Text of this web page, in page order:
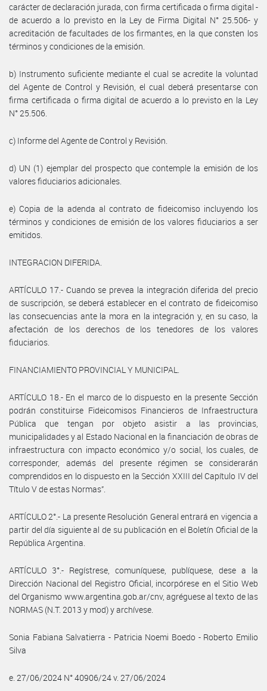
carácter de declaración jurada, con firma certificada o firma digital -
de acuerdo a lo previsto en la Ley de Firma Digital N° 25.506- y
acreditación de facultades de los firmantes, en la que consten los
términos y condiciones de la emisión.
b) Instrumento suficiente mediante el cual se acredite la voluntad
del Agente de Control y Revisión, el cual deberá presentarse con
firma certificada o firma digital de acuerdo a lo previsto en la Ley
N° 25.506.
c) Informe del Agente de Control y Revisión.
d) UN (1) ejemplar del prospecto que contemple la emisión de los
valores fiduciarios adicionales.
e) Copia de la adenda al contrato de fideicomiso incluyendo los
términos y condiciones de emisión de los valores fiduciarios a ser
emitidos.
INTEGRACION DIFERIDA.
ARTÍCULO 17.- Cuando se prevea la integración diferida del precio
de suscripción, se deberá establecer en el contrato de fideicomiso
las consecuencias ante la mora en la integración y, en su caso, la
afectación de los derechos de los tenedores de los valores
fiduciarios.
FINANCIAMIENTO PROVINCIAL Y MUNICIPAL.
ARTÍCULO 18.- En el marco de lo dispuesto en la presente Sección
podrán constituirse Fideicomisos Financieros de Infraestructura
Pública que tengan por objeto asistir a las provincias,
municipalidades y al Estado Nacional en la financiación de obras de
infraestructura con impacto económico y/o social, los cuales, de
corresponder, además del presente régimen se considerarán
comprendidos en lo dispuesto en la Sección XXIII del Capítulo IV del
Título V de estas Normas”.
ARTÍCULO 2°.- La presente Resolución General entrará en vigencia a
partir del día siguiente al de su publicación en el Boletín Oficial de la
República Argentina.
ARTÍCULO 3°.- Regístrese, comuníquese, publíquese, dese a la
Dirección Nacional del Registro Oficial, incorpórese en el Sitio Web
del Organismo www.argentina.gob.ar/cnv, agréguese al texto de las
NORMAS (N.T. 2013 y mod) y archívese.
Sonia Fabiana Salvatierra - Patricia Noemi Boedo - Roberto Emilio
Silva
e. 27/06/2024 N° 40906/24 v. 27/06/2024